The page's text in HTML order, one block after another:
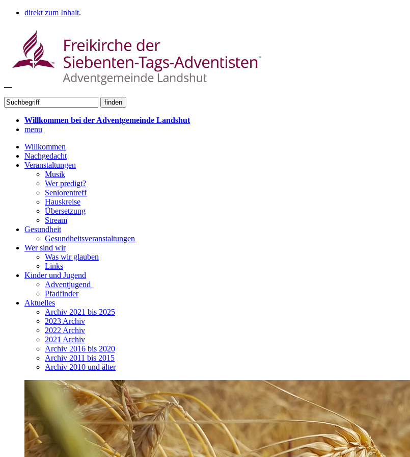
direkt zum Inhalt.
Willkommen bei der Adventgemeinde Landshut
menu
Willkommen
Nachgedacht
Veranstaltungen
Musik
Wer predigt?
Seniorentreff
Hauskreise
Übersetzung
Stream
Gesundheit
Gesundheitsveranstaltungen
Wer sind wir
Was wir glauben
Links
Kinder und Jugend
Adventjugend
Pfadfinder
Aktuelles
Archiv 2021 bis 2025
2023 Archiv
2022 Archiv
2021 Archiv
Archiv 2016 bis 2020
Archiv 2011 bis 2015
Archiv 2010 und älter